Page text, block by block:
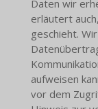
Daten wir
erläutert
geschieht.
aufweisen
vor dem